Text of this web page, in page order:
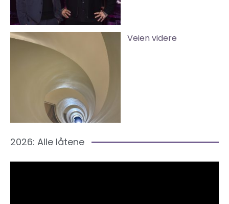
Veien videre
2026: Alle låtene